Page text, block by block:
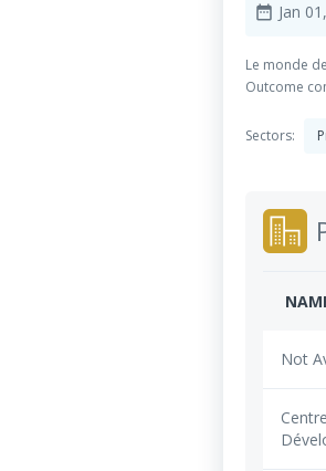
date_range Jan
Le monde
Outcome
Sectors:
Not